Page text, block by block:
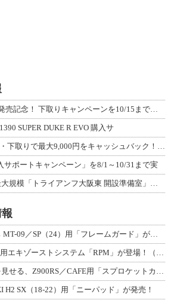
新型「RESO」インカム発売記念！ 下取りキャンペーンを10/15まで延長して開
SUPER DUKE R EVO 購入サ
B+COM 最新モデル購入・下取りで最大9,000円をキャッシュバック！「B+F
サポートキャンペーン」を8/1～10/31まで実
【トライアンフ】関西最大規模「トライアンフ大阪東 開設準備室」がオープン！ 限定
マジカルレーシングから MT-09／SP（24）用「フレームガード」が登場！
RPM から ホンダ GROM用エキゾーストシステム「RPM」が登場！（動画あり
カスタムスプロケットを見せる、Z900RS／CAFE用「スプロケットカバーフルキ
H2 SX（18-22）用「ニーパッド」が発売！